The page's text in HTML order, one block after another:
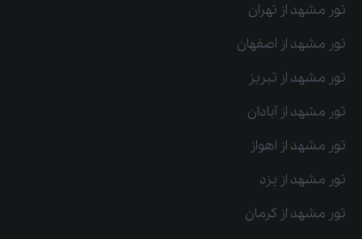
تور مشهد از تهران
تور مشهد از اصفهان
تور مشهد از تبریز
تور مشهد از آبادان
تور مشهد از اهواز
تور مشهد از یزد
تور مشهد از کرمان